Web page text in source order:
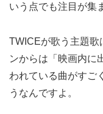
いう点でも注目が集
TWICEが歌う主題歌
ンからは「映画内に
われている曲がすご
うなんですよ。